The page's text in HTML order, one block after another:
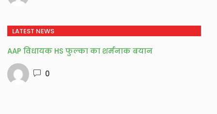
LATEST NEWS
AAP विधायक HS फुल्का का शर्मनाक बयान
0